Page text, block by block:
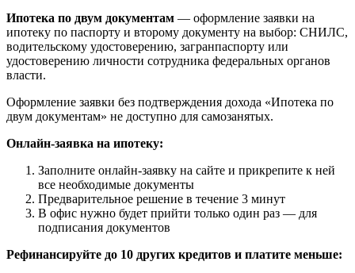
Ипотека по двум документам — оформление заявки на
ипотеку по паспорту и второму документу на выбор: СНИЛС,
водительскому удостоверению, загранпаспорту или
удостоверению личности сотрудника федеральных органов
власти.
Оформление заявки без подтверждения дохода «Ипотека по
двум документам» не доступно для самозанятых.
Онлайн-заявка на ипотеку:
Заполните онлайн-заявку на сайте и прикрепите к ней
все необходимые документы
Предварительное решение в течение 3 минут
В офис нужно будет прийти только один раз — для
подписания документов
Рефинансируйте до 10 других кредитов и платите меньше: